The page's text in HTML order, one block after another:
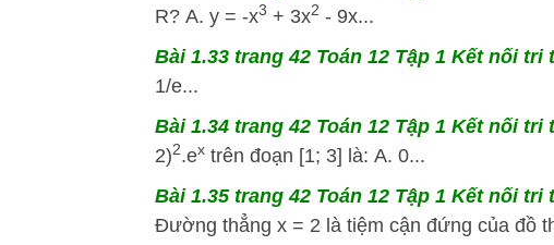
R? A. y = -x3 + 3x2 - 9x...
Bài 1.33 trang 42 Toán 12 Tập 1 Kết nối tri
1/e...
Bài 1.34 trang 42 Toán 12 Tập 1 Kết nối tri
2)2.ex trên đoạn [1; 3] là: A. 0...
Bài 1.35 trang 42 Toán 12 Tập 1 Kết nối tri
Đường thẳng x = 2 là tiệm cận đứng của đồ